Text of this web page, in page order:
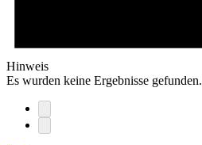
Hinweis
Es wurden keine Ergebnisse gefunden.